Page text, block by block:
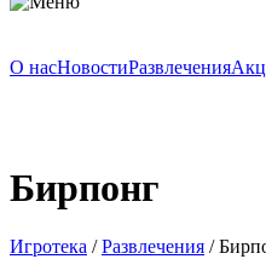
О насНовостиРазвлечения
Бирпонг
Игротека / Развлечения /